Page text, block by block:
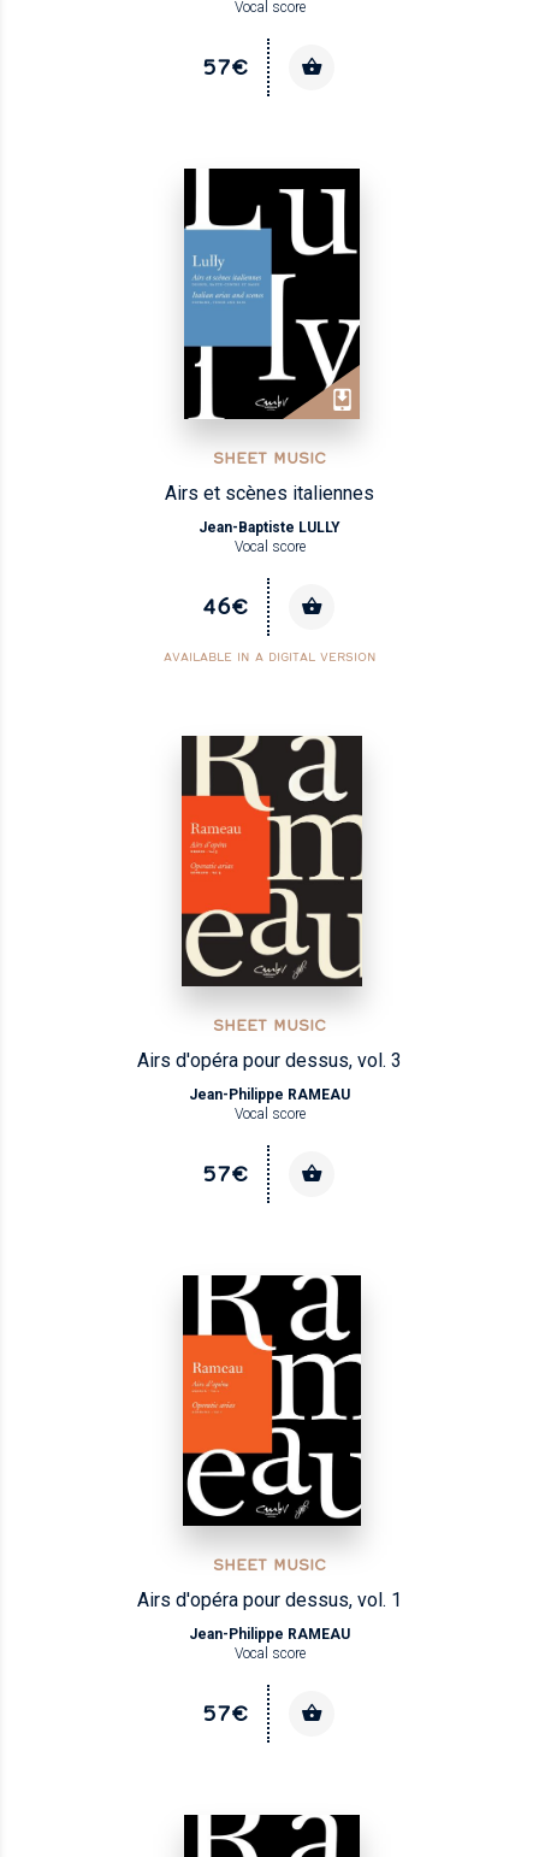
Vocal score
57€
SHEET MUSIC
Airs et scènes italiennes
Jean-Baptiste LULLY
Vocal score
46€
AVAILABLE IN A DIGITAL VERSION
SHEET MUSIC
Airs d'opéra pour dessus, vol. 3
Jean-Philippe RAMEAU
Vocal score
57€
SHEET MUSIC
Airs d'opéra pour dessus, vol. 1
Jean-Philippe RAMEAU
Vocal score
57€